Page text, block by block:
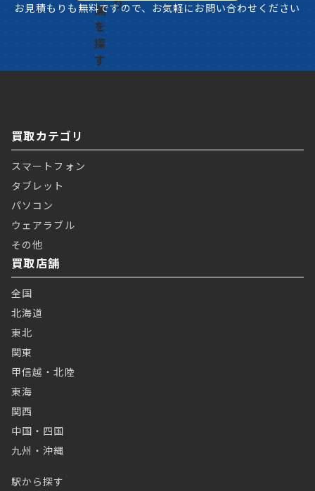
お見積もりも無料ですので、お気軽にお問い合わせください
買取カテゴリ
スマートフォン
タブレット
パソコン
ウェアラブル
その他
買取店舗
全国
北海道
東北
関東
甲信越・北陸
東海
関西
中国・四国
九州・沖縄
駅から探す